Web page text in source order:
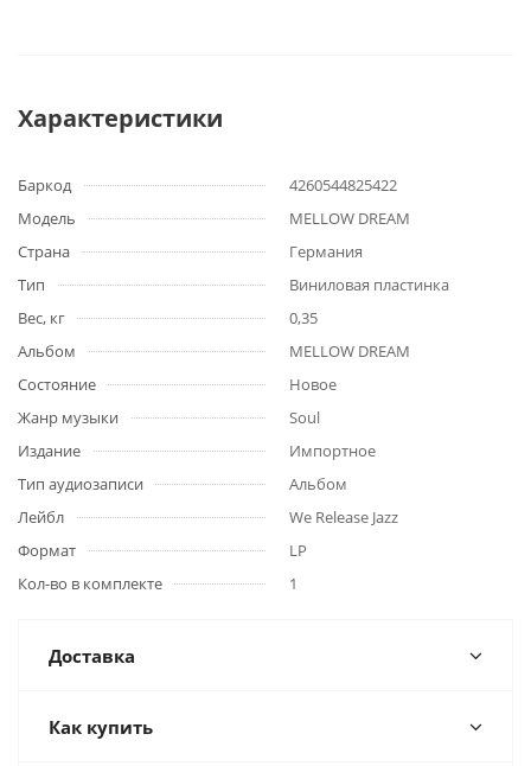
Характеристики
Баркод
4260544825422
Модель
MELLOW DREAM
Страна
Германия
Тип
Виниловая пластинка
Вес, кг
0,35
Альбом
MELLOW DREAM
Состояние
Новое
Жанр музыки
Soul
Издание
Импортное
Тип аудиозаписи
Альбом
Лейбл
We Release Jazz
Формат
LP
Кол-во в комплекте
1
Доставка
Как купить